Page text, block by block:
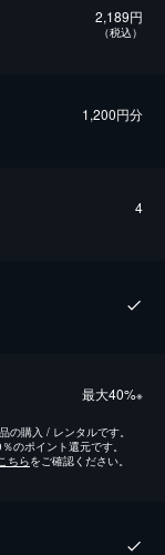
2,189円
（税込）
1,200円分
4
最⼤40%※
購入 / レンタルです。
のポイント還元です。
ちらをご確認ください。